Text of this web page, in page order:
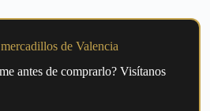
de Valencia
antes de comprarlo? Visítanos